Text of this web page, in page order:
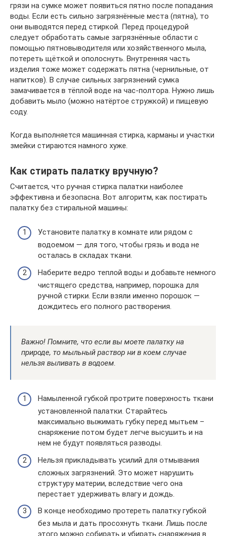
грязи на сумке может появиться пятно после попадания
воды. Если есть сильно загрязнённые места (пятна), то
они выводятся перед стиркой. Перед процедурой
следует обработать самые загрязнённые области с
помощью пятновыводителя или хозяйственного мыла,
потереть щёткой и ополоснуть. Внутренняя часть
изделия тоже может содержать пятна (чернильные, от
напитков). В случае сильных загрязнений сумка
замачивается в тёплой воде на час-полтора. Нужно лишь
добавить мыло (можно натёртое стружкой) и пищевую
соду.
Когда выполняется машинная стирка, карманы и участки
змейки стираются намного хуже.
Как стирать палатку вручную?
Считается, что ручная стирка палатки наиболее
эффективна и безопасна. Вот алгоритм, как постирать
палатку без стиральной машины:
Установите палатку в комнате или рядом с
водоемом — для того, чтобы грязь и вода не
осталась в складах ткани.
Наберите ведро теплой воды и добавьте немного
чистящего средства, например, порошка для
ручной стирки. Если взяли именно порошок —
дождитесь его полного растворения.
Важно! Помните, что если вы моете палатку на
природе, то мыльный раствор ни в коем случае
нельзя выливать в водоем.
Намыленной губкой протрите поверхность ткани
установленной палатки. Старайтесь
максимально выжимать губку перед мытьем –
снаряжение потом будет легче высушить и на
нем не будут появляться разводы.
Нельзя прикладывать усилий для отмывания
сложных загрязнений. Это может нарушить
структуру материи, вследствие чего она
перестает удерживать влагу и дождь.
В конце необходимо протереть палатку губкой
без мыла и дать просохнуть ткани. Лишь после
этого можно собирать и убирать снаряжения в